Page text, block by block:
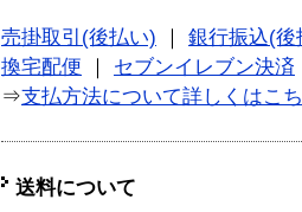
売掛取引(後払い)
銀行振込(後
換宅配便
セブンイレブン決済
⇒支払方法について詳しくはこ
送料について